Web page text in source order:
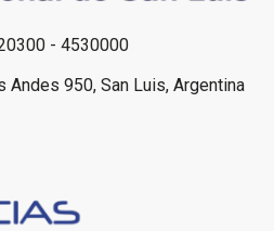
- 4530000
Andes 950, San Luis, Argentina